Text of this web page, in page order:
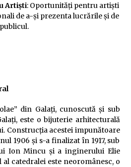
Artiști: Oportunități pentru artiști
de a-și prezenta lucrările și de
din Galați, cunoscută și sub
este o bijuterie arhitecturală
Construcția acestei impunătoare
1906 și s-a finalizat în 1917, sub
Ion Mincu și a inginerului Elie
catedralei este neoromânesc, o